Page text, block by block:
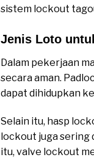
sistem lockout
Jenis Loto
Dalam pekerjaan
secara aman.
dapat dihidupkan
Selain itu, hasp
lockout juga sering
itu, valve lockout